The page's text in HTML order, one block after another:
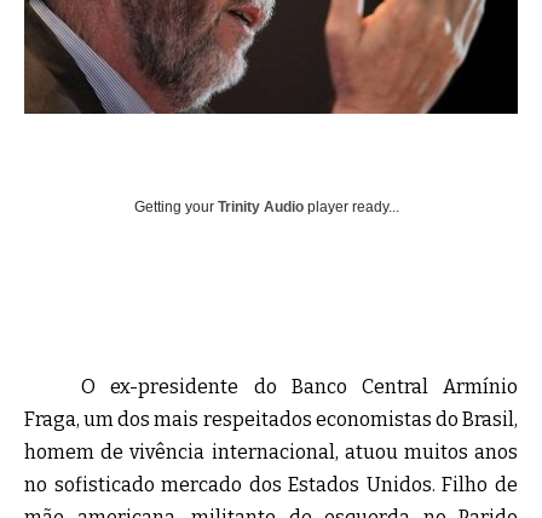
Getting your Trinity Audio player ready...
O ex-presidente do Banco Central Armínio
Fraga, um dos mais respeitados economistas do Brasil,
homem de vivência internacional, atuou muitos anos
no sofisticado mercado dos Estados Unidos. Filho de